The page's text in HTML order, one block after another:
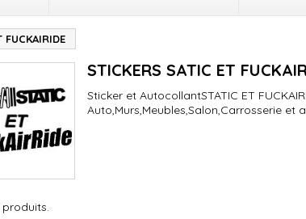
FUCKAIRIDE
STICKERS SATIC ET
Sticker et AutocollantSTATIC ET
Auto,Murs,Meubles,Salon,Carrosserie et
produits.